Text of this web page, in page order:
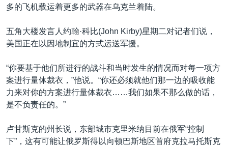
多的飞机载运着更多的武器在乌克兰着陆。
五角大楼发言人约翰·科比(John Kirby)星期二对记者们说，
美国正在以因地制宜的方式运送军援。
“你要基于他们所进行的战斗和当时发生的情况而对每一项方
案进行量体裁衣，”他说。“你还必须就他们那一边的吸收能
力来对你的方案进行量体裁衣……我们如果不那么做的话，
是不负责任的。”
卢甘斯克的州长说，东部城市克里米纳目前在俄军“控制
下”，这有可能让俄罗斯得以向顿巴斯地区首府克拉马托斯克